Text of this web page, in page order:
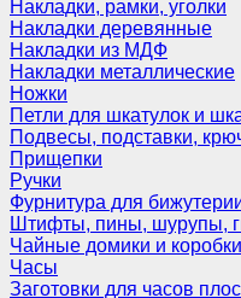
Накладки, рамки, уголки
Накладки деревянные
Накладки из МДФ
Накладки металлические
Ножки
Петли для шкатулок и
Подвесы, подставки,
Прищепки
Ручки
Фурнитура для
Штифты, пины, шурупы,
Чайные домики и коробки
Часы
Заготовки для часов